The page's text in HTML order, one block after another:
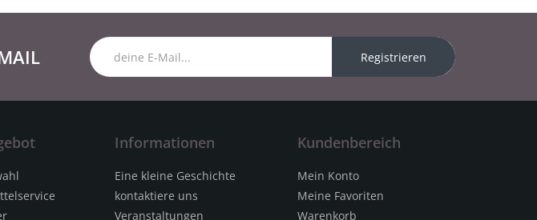
Registrieren
Informationen
Eine kleine Geschichte
kontaktiere uns
Veranstaltungen
Kundenbereich
Mein Konto
Meine Favoriten
Warenkorb